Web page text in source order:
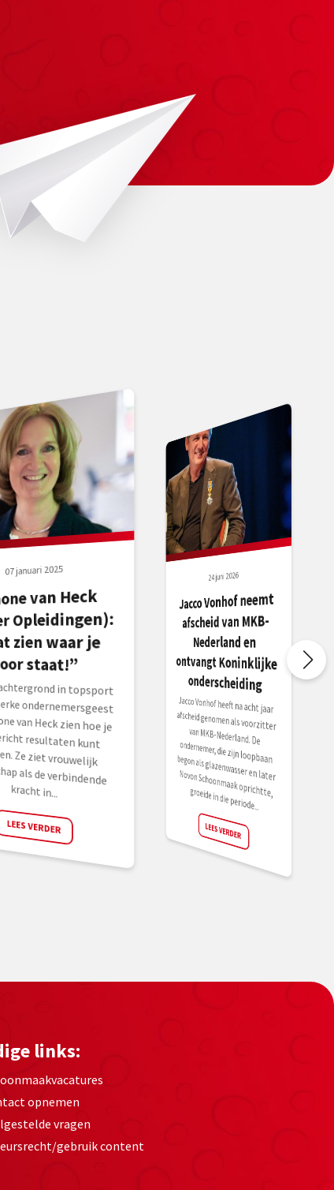
07 januari 2025
van Heck
Opleidingen):
zien waar je
staat!”
in topsport
ondernemersgeest
van Heck zien hoe je
resultaten kunt
Ze ziet vrouwelijk
als de verbindende
kracht in...
LEES VERDER
24 juni 2026
Jacco Vonhof neemt
afscheid van MKB-
Nederland en
ontvangt Koninklijke
onderscheiding
Jacco Vonhof heeft na acht jaar
afscheid genomen als voorzitter
van MKB-Nederland. De
ondernemer, die zijn loopbaan begon als glazenwasser en later
Novon Schoonmaak oprichtte,
groeide in die periode...
LEES VERDER
links:
opnemen
vragen
gebruik content